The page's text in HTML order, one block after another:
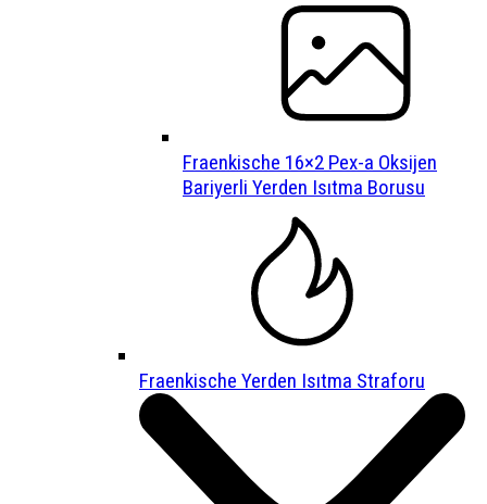
Fraenkische 16×2 Pex-a Oksijen
Bariyerli Yerden Isıtma Borusu
Fraenkische Yerden Isıtma Straforu